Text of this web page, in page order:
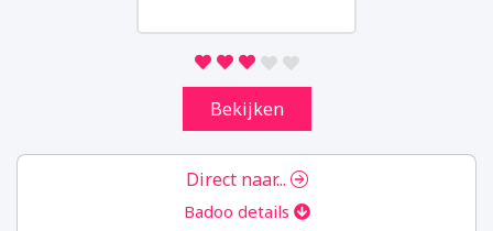
Bekijken
Direct naar...
Badoo details
deze gegevens kunnen wij u niet persoonlijk
delen, kunnen wij u van dienst zijn met
gepersonaliseerde content en aanbiedingen.